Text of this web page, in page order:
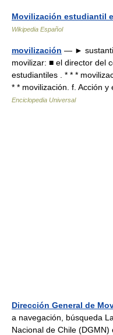
Movilización estudiantil
Wikipedia Español
movilización — ►
movilizar: ■ el director del
estudiantiles . * * *
* * movilización. f. Acción
Enciclopedia Universal
Dirección General de
a navegación, búsqueda
Nacional de Chile